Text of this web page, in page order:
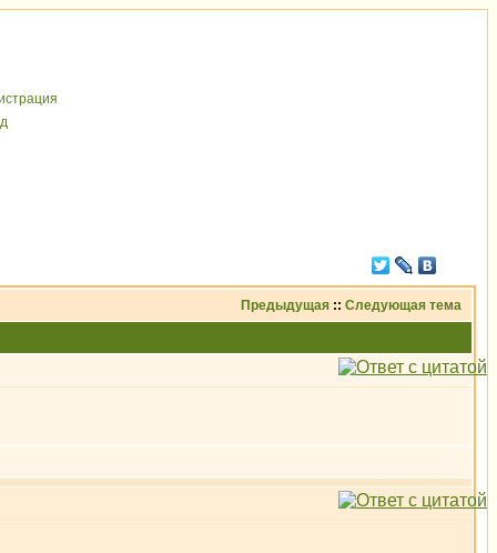
Предыдущая :: Следующая тема